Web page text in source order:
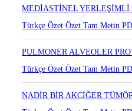
Türkçe ÖzetÖzetTam Metin
MEDİASTİNEL YERLEŞİMLİ
Türkçe ÖzetÖzetTam Metin
PULMONER ALVEOLER
Türkçe ÖzetÖzetTam Metin